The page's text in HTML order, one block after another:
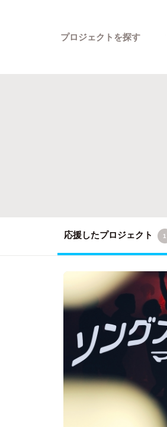
プロジェクトを探す
応援したプロジェクト 1